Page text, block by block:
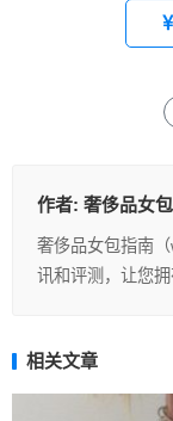
作者: 奢侈品女包
奢侈品女包指南
讯和评测，让您
相关文章